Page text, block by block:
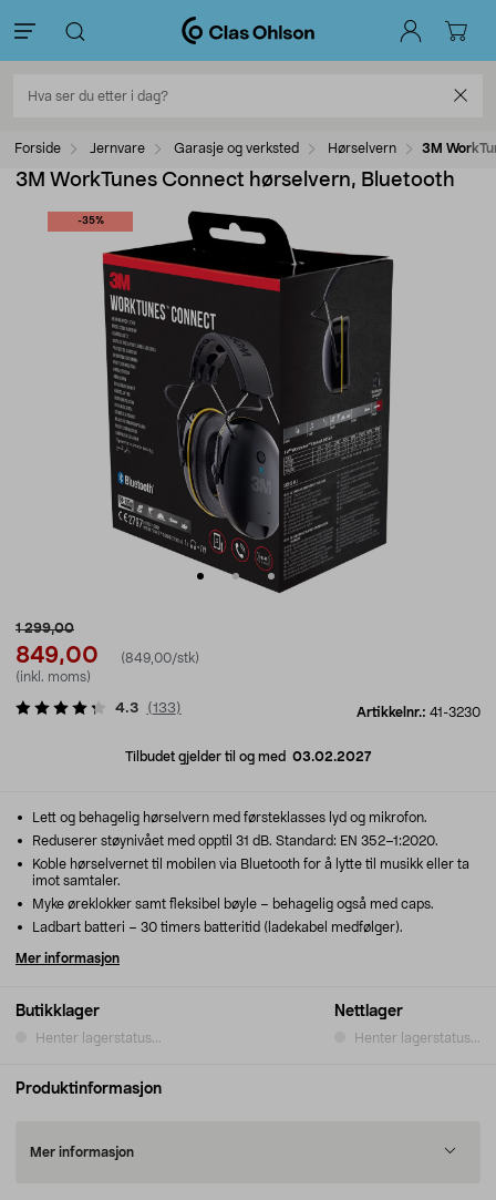
Forside Jernvare Garasje og verksted Hørselvern 3M
3M WorkTunes Connect hørselvern, Bluetooth
-35%
1 299,00
849,00
(849,00/stk)
(inkl. moms)
Artikkelnr.: 41-3230
4.3 (133)
Tilbudet gjelder til og med 03.02.2027
Butikklager
Henter lagerstatus...
Nettlager
Henter lagerstatus...
Lett og behagelig hørselvern med førsteklasses lyd og mikrofon.
Reduserer støynivået med opptil 31 dB. Standard: EN 352–1:2020.
Koble hørselvernet til mobilen via Bluetooth for å lytte til musikk eller ta
imot samtaler.
Myke øreklokker samt fleksibel bøyle – behagelig også med caps.
Ladbart batteri – 30 timers batteritid (ladekabel medfølger).
Mer informasjon
Produktinformasjon
Mer informasjon